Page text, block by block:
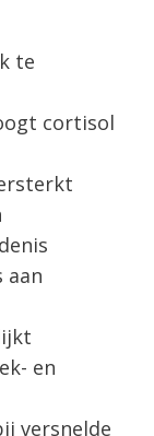
te
cortisol
aan
en
versnelde